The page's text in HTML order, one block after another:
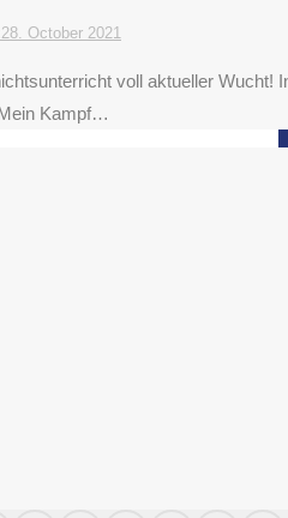
28. October 2021
voll aktueller Wucht!
Kampf…